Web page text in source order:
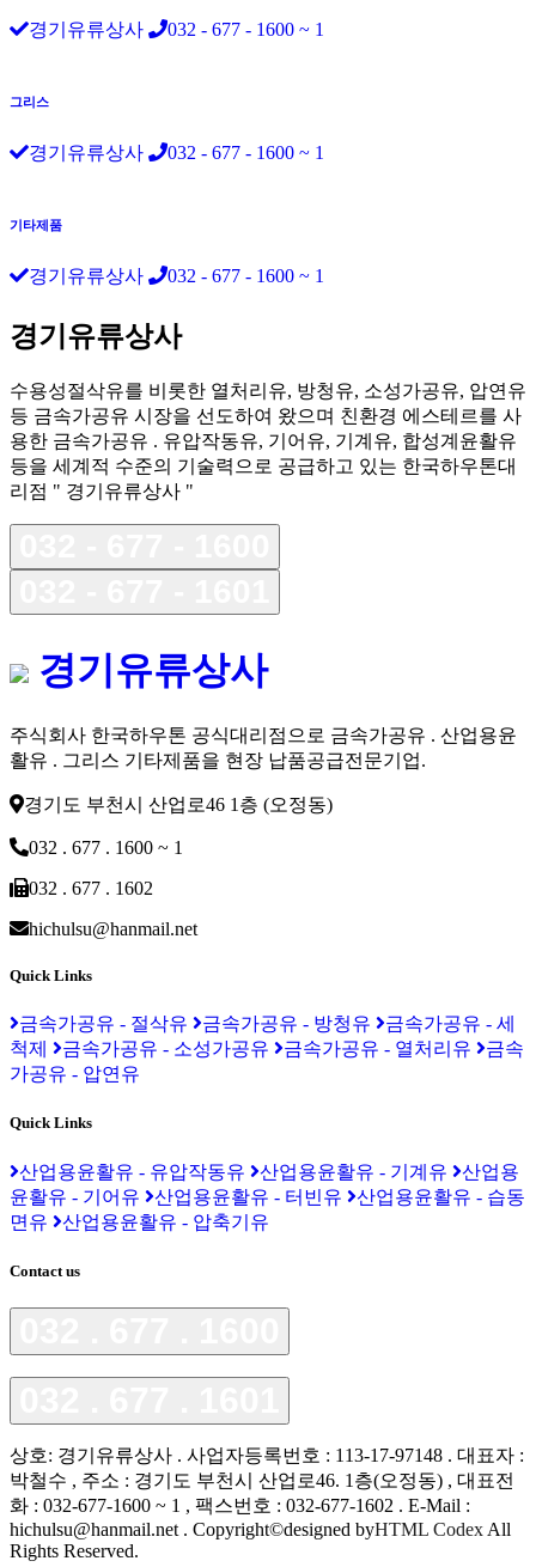
경기유류상사 032 - 677 - 1600 ~ 1
그리스
경기유류상사 032 - 677 - 1600 ~ 1
기타제품
경기유류상사 032 - 677 - 1600 ~ 1
경기유류상사
수용성절삭유를 비롯한 열처리유, 방청유, 소성가공유, 압연유
등 금속가공유 시장을 선도하여 왔으며 친환경 에스테르를 사
용한 금속가공유 . 유압작동유, 기어유, 기계유, 합성계윤활유
등을 세계적 수준의 기술력으로 공급하고 있는 한국하우톤대
리점 " 경기유류상사 "
경기유류상사
주식회사 한국하우톤 공식대리점으로 금속가공유 . 산업용윤
활유 . 그리스 기타제품을 현장 납품공급전문기업.
경기도 부천시 산업로46 1층 (오정동)
032 . 677 . 1600 ~ 1
032 . 677 . 1602
hichulsu@hanmail.net
Quick Links
금속가공유 - 절삭유 금속가공유 - 방청유
금속가공유 - 세
척제
금속가공유 - 소성가공유 금속가공유 - 열처리유
금속
가공유 - 압연유
Quick Links
산업용윤활유 - 유압작동유 산업용윤활유 - 기계유
산업용
윤활유 - 기어유
산업용윤활유 - 터빈유
산업용윤활유 - 습동
면유
산업용윤활유 - 압축기유
Contact us
상호: 경기유류상사 . 사업자등록번호 : 113-17-97148 . 대표자 :
박철수 , 주소 : 경기도 부천시 산업로46. 1층(오정동) , 대표전
화 : 032-677-1600 ~ 1 , 팩스번호 : 032-677-1602 . E-Mail :
hichulsu@hanmail.net . Copyright©designed byHTML Codex All
Rights Reserved.